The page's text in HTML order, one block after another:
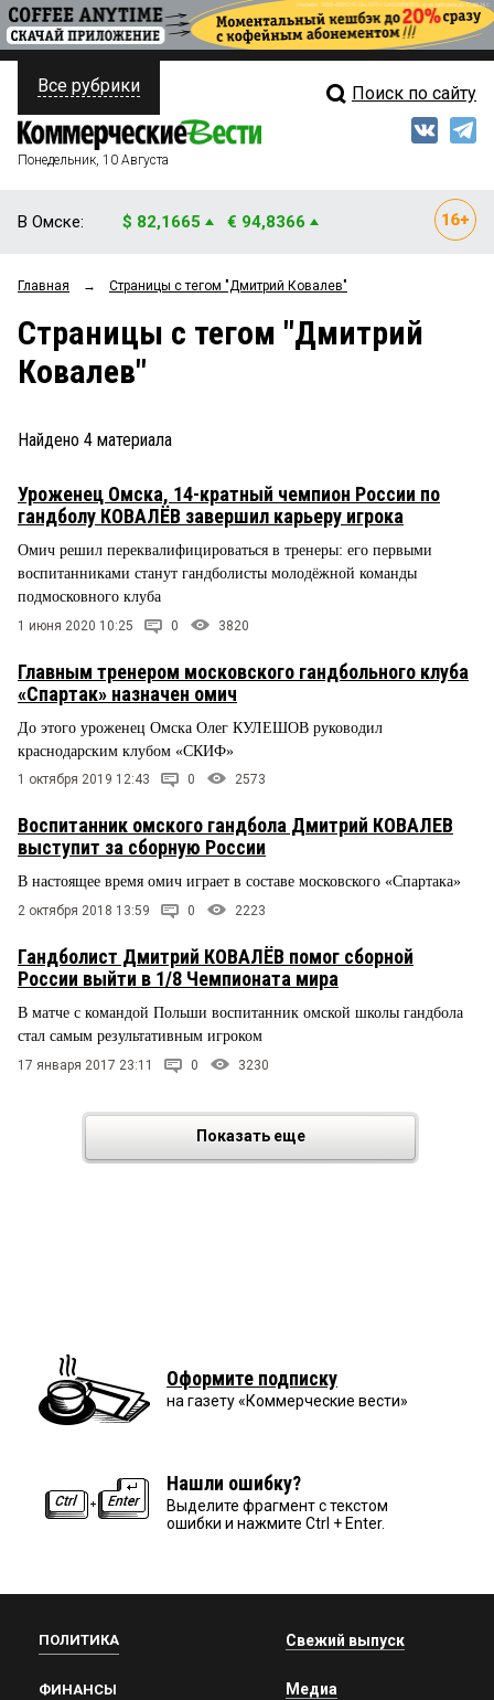
ПОЛИТИКА
ФИНАНСЫ
ОБЩЕСТВО
ЗАКОН
ПРОИСШЕСТВИЯ
СТИЛЬ ЖИЗНИ
Свежий выпуск
Мнения
Рейтинги
Все рубрики Поиск по сайту
Понедельник, 10 Августа
В Омске: $ 82,1665 € 94,8366
Главная → Страницы c тегом "Дмитрий Ковалев"
Страницы c тегом "Дмитрий
Ковалев"
Найдено 4 материала
Уроженец Омска, 14-кратный чемпион России по
гандболу КОВАЛЁВ завершил карьеру игрока
Омич решил переквалифицироваться в тренеры: его первыми
воспитанниками станут гандболисты молодёжной команды
подмосковного клуба
1 июня 2020 10:25 0 3820
Главным тренером московского гандбольного клуба
«Спартак» назначен омич
До этого уроженец Омска Олег КУЛЕШОВ руководил
краснодарским клубом «СКИФ»
1 октября 2019 12:43 0 2573
Воспитанник омского гандбола Дмитрий КОВАЛЕВ
выступит за сборную России
В настоящее время омич играет в составе московского «Спартака»
2 октября 2018 13:59 0 2223
Гандболист Дмитрий КОВАЛЁВ помог сборной
России выйти в 1/8 Чемпионата мира
В матче с командой Польши воспитанник омской школы гандбола
стал самым результативным игроком
17 января 2017 23:11 0 3230
Показать еще
Оформите подписку
на газету «Коммерческие вести»
Нашли ошибку?
Выделите фрагмент с текстом
ошибки и нажмите Ctrl + Enter.
ПОЛИТИКА
ФИНАНСЫ
Свежий выпуск
Медиа